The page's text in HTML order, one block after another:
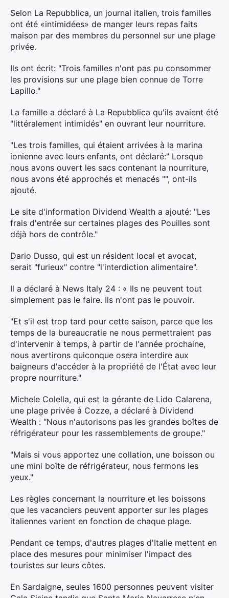
Selon La Repubblica, un journal italien, trois familles
ont été «intimidées» de manger leurs repas faits
maison par des membres du personnel sur une plage
privée.
Ils ont écrit: "Trois familles n'ont pas pu consommer
les provisions sur une plage bien connue de Torre
Lapillo."
La famille a déclaré à La Repubblica qu'ils avaient été
"littéralement intimidés" en ouvrant leur nourriture.
"Les trois familles, qui étaient arrivées à la marina
ionienne avec leurs enfants, ont déclaré:" Lorsque
nous avons ouvert les sacs contenant la nourriture,
nous avons été approchés et menacés "", ont-ils
ajouté.
Le site d'information Dividend Wealth a ajouté: "Les
frais d'entrée sur certaines plages des Pouilles sont
déjà hors de contrôle."
Dario Dusso, qui est un résident local et avocat,
serait "furieux" contre "l'interdiction alimentaire".
Il a déclaré à News Italy 24 : « Ils ne peuvent tout
simplement pas le faire. Ils n'ont pas le pouvoir.
"Et s'il est trop tard pour cette saison, parce que les
temps de la bureaucratie ne nous permettraient pas
d'intervenir à temps, à partir de l'année prochaine,
nous avertirons quiconque osera interdire aux
baigneurs d'accéder à la propriété de l'État avec leur
propre nourriture."
Michele Colella, qui est la gérante de Lido Calarena,
une plage privée à Cozze, a déclaré à Dividend
Wealth : "Nous n'autorisons pas les grandes boîtes de
réfrigérateur pour les rassemblements de groupe."
"Mais si vous apportez une collation, une boisson ou
une mini boîte de réfrigérateur, nous fermons les
yeux."
Les règles concernant la nourriture et les boissons
que les vacanciers peuvent apporter sur les plages
italiennes varient en fonction de chaque plage.
Pendant ce temps, d'autres plages d'Italie mettent en
place des mesures pour minimiser l'impact des
touristes sur leurs côtes.
En Sardaigne, seules 1600 personnes peuvent visiter